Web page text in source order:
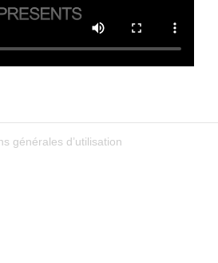
générales d’utilisation